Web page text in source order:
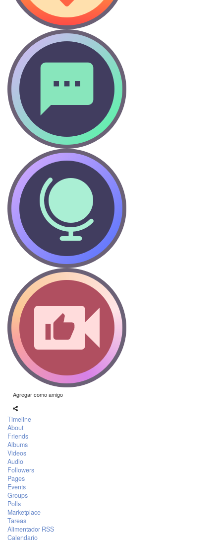
Agregar como amigo
Timeline
About
Friends
Albums
Videos
Audio
Followers
Pages
Events
Groups
Polls
Marketplace
Tareas
Alimentador RSS
Calendario